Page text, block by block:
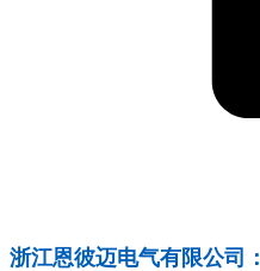
浙江恩彼迈电气有限公司：